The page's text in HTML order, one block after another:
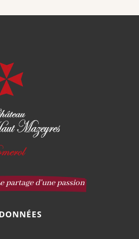
partage d'une passion